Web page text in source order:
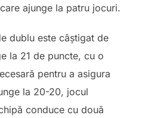
ajunge la patru jocuri.
dublu este câștigat de
la 21 de puncte, cu o
pentru a asigura
la 20-20, jocul
conduce cu două